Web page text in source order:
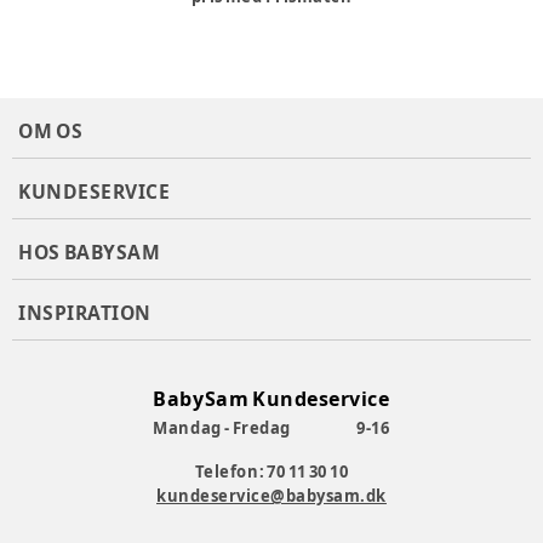
Produktionsland
Tøj størrelse:110 cm / 5 år
Varenummer:384691
OM OS
KUNDESERVICE
HOS BABYSAM
INSPIRATION
BabySam Kundeservice
Mandag - Fredag
9-16
Telefon: 70 11 30 10
kundeservice@babysam.dk